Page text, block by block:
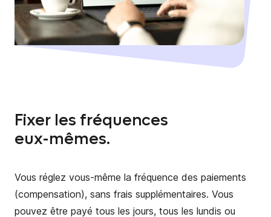
Fixer les fréquences
eux-mêmes.
Vous réglez vous-même la fréquence des paiements
(compensation), sans frais supplémentaires. Vous
pouvez être payé tous les jours, tous les lundis ou